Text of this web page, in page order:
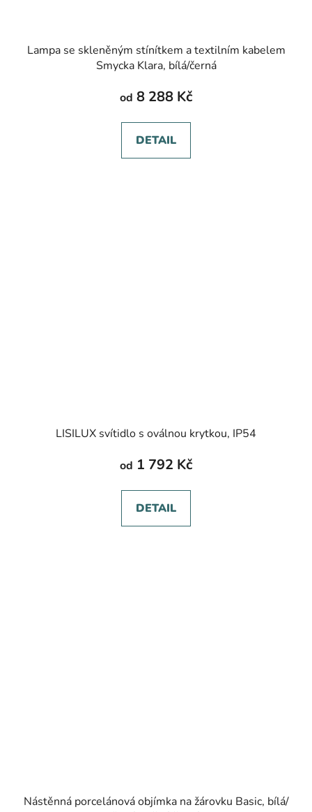
Lampa se skleněným stínítkem a textilním kabelem
Smycka Klara, bílá/černá
od 8 288 Kč
DETAIL
LISILUX svítidlo s oválnou krytkou, IP54
od 1 792 Kč
DETAIL
Nástěnná porcelánová objímka na žárovku Basic, bílá/